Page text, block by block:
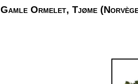
Gamle Ormelet, Tjøme